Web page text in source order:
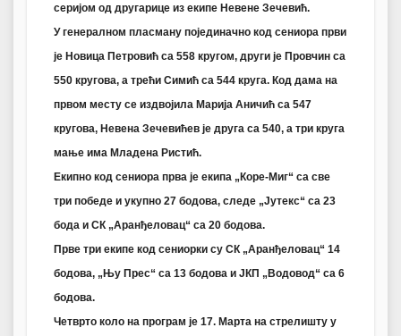
серијом од другарице из екипе Невене Зечевић.
У генералном пласману појединачно код сениора први
је Новица Петровић са 558 кругом, други је Провчин са
550 кругова, а трећи Симић са 544 круга. Код дама на
првом месту се издвојила Марија Аничић са 547
кругова, Невена Зечевићев је друга са 540, а три круга
мање има Младена Ристић.
Екипно код сениора прва је екипа „Коре-Миг“ са све
три победе и укупно 27 бодова, следе „Јутекс“ са 23
бода и СК „Аранђеловац“ са 20 бодова.
Прве три екипе код сениорки су СК „Аранђеловац“ 14
бодова, „Њу Прес“ са 13 бодова и ЈКП „Водовод“ са 6
бодова.
Четврто коло на програм је 17. Марта на стрелишту у